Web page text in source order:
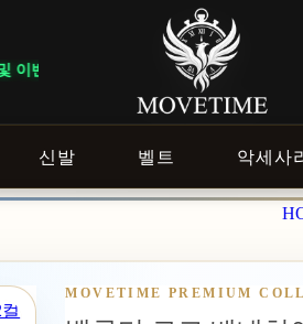
적용됩니다. ｜ DELIVERY NOTICE
신발 벨트 악세사
MOVETIME PREMIUM